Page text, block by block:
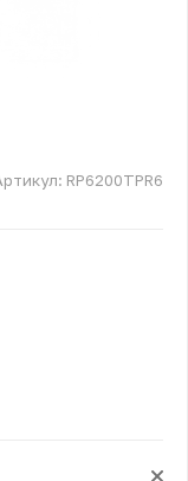
RP6200TPR6